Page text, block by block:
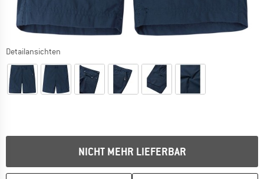
Detailansichten
NICHT MEHR LIEFERBAR